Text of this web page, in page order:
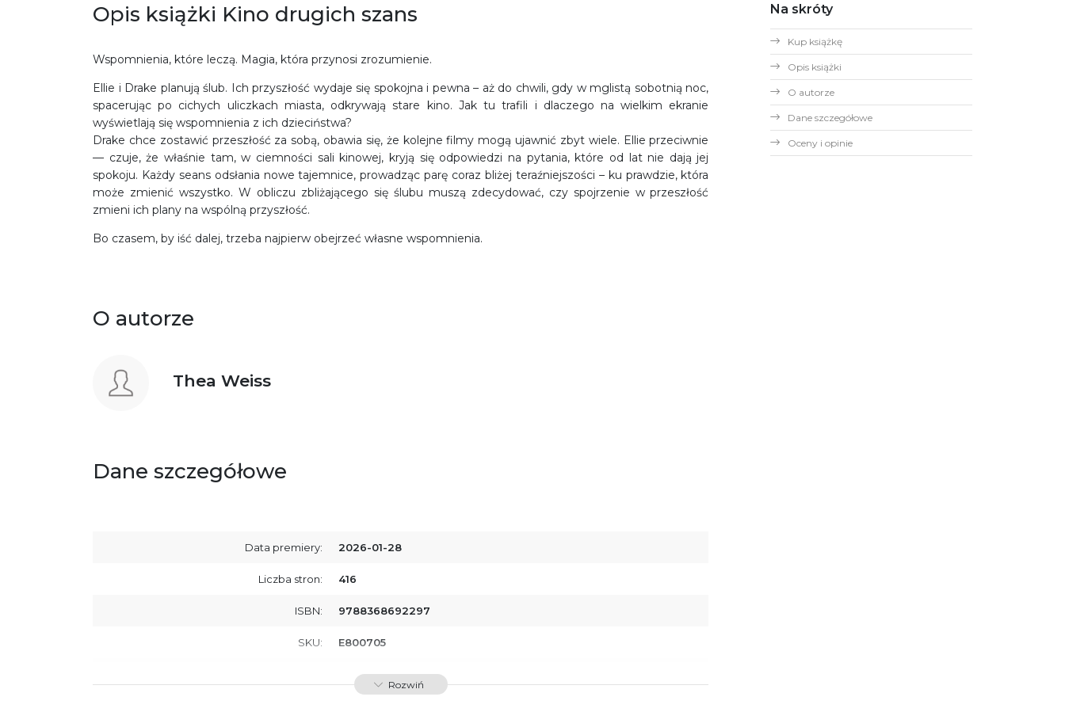
Opis książki Kino drugich szans
Wspomnienia, które leczą. Magia, która przynosi zrozumienie.
Ellie i Drake planują ślub. Ich przyszłość wydaje się spokojna i pewna – aż do chwili, gdy w mglistą sobotnią noc,
spacerując po cichych uliczkach miasta, odkrywają stare kino. Jak tu trafili i dlaczego na wielkim ekranie
wyświetlają się wspomnienia z ich dzieciństwa?
Drake chce zostawić przeszłość za sobą, obawia się, że kolejne filmy mogą ujawnić zbyt wiele. Ellie przeciwnie
— czuje, że właśnie tam, w ciemności sali kinowej, kryją się odpowiedzi na pytania, które od lat nie dają jej
spokoju. Każdy seans odsłania nowe tajemnice, prowadząc parę coraz bliżej teraźniejszości – ku prawdzie, która
może zmienić wszystko. W obliczu zbliżającego się ślubu muszą zdecydować, czy spojrzenie w przeszłość
zmieni ich plany na wspólną przyszłość.
Bo czasem, by iść dalej, trzeba najpierw obejrzeć własne wspomnienia.
O autorze
Thea Weiss
Dane szczegółowe
Data premiery: 2026-01-28
Liczba stron: 416
ISBN: 9788368692297
SKU: E800705
zgodność produktu z przepisami:
Wydawnictwo Poznańskie Sp. z o.o.
ul. Fredry 8
61-701 Poznań
Rozwiń
Na skróty
Kup książkę
Opis książki
O autorze
Dane szczegółowe
Oceny i opinie